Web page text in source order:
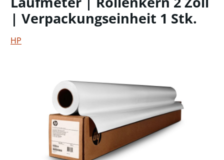
| Verpackungseinheit 1 Stk.
HP